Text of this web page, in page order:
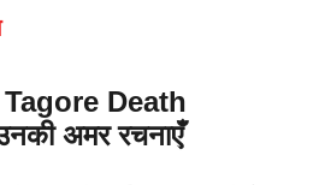
Death
अमर रचनाएँ